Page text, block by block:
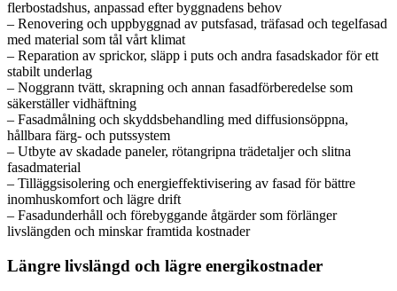
flerbostadshus, anpassad efter byggnadens behov
– Renovering och uppbyggnad av putsfasad, träfasad och tegelfasad
med material som tål vårt klimat
– Reparation av sprickor, släpp i puts och andra fasadskador för ett
stabilt underlag
– Noggrann tvätt, skrapning och annan fasadförberedelse som
säkerställer vidhäftning
– Fasadmålning och skyddsbehandling med diffusionsöppna,
hållbara färg- och putssystem
– Utbyte av skadade paneler, rötangripna trädetaljer och slitna
fasadmaterial
– Tilläggsisolering och energieffektivisering av fasad för bättre
inomhuskomfort och lägre drift
– Fasadunderhåll och förebyggande åtgärder som förlänger
livslängden och minskar framtida kostnader
Längre livslängd och lägre energikostnader